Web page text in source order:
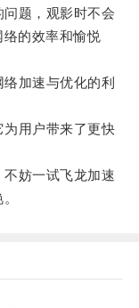
题，观影时不会
的效率和愉悦
加速与优化的利
用户带来了更快
妨一试飞龙加速